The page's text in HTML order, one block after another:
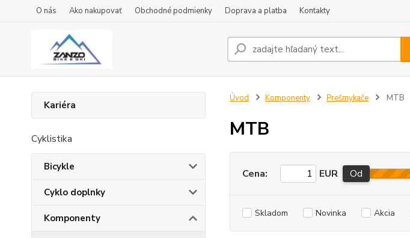
O nás Ako nakupovať Obchodné podmienky Doprava a platba Kontakty
Kariéra
Cyklistika
Bicykle
Cyklo doplnky
Komponenty
Úvod Komponenty Prešmykače MTB
MTB
Cena: EUR Od
Skladom Novinka Akcia